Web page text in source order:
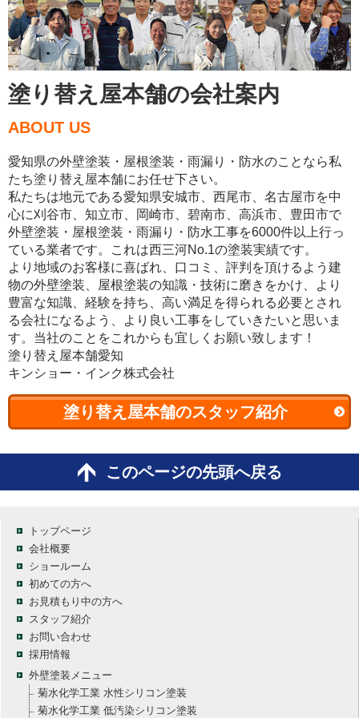
塗り替え屋本舗の会社案内
ABOUT US
愛知県の外壁塗装・屋根塗装・雨漏り・防水のことなら私
たち塗り替え屋本舗にお任せ下さい。
私たちは地元である愛知県安城市、西尾市、名古屋市を中
心に刈谷市、知立市、岡崎市、碧南市、高浜市、豊田市で
外壁塗装・屋根塗装・雨漏り・防水工事を6000件以上行っ
ている業者です。これは西三河No.1の塗装実績です。
より地域のお客様に喜ばれ、口コミ、評判を頂けるよう建
物の外壁塗装、屋根塗装の知識・技術に磨きをかけ、より
豊富な知識、経験を持ち、高い満足を得られる必要とされ
る会社になるよう、より良い工事をしていきたいと思いま
す。当社のことをこれからも宜しくお願い致します！
塗り替え屋本舗愛知
キンショー・インク株式会社
塗り替え屋本舗のスタッフ紹介
このページの先頭へ戻る
トップページ
会社概要
ショールーム
初めての方へ
お見積もり中の方へ
スタッフ紹介
お問い合わせ
採用情報
外壁塗装メニュー
菊水化学工業 水性シリコン塗装
菊水化学工業 低汚染シリコン塗装